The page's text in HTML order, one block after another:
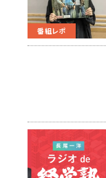
番組レポ